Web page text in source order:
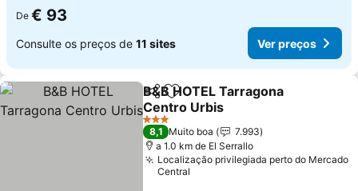
De € 93
Consulte os preços de 11 sites Ver preços
PartilharAdicionar aos favoritos
B&B HOTEL Tarragona
Centro Urbis
Ver preços
3 Estrelas
8,1 Muito boa
7.993
a 1.0 km de El Serrallo
Localização privilegiada perto do Mercado
Central